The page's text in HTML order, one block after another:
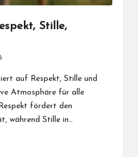
Stille,
auf Respekt, Stille und
Atmosphäre für alle
fördert den
während Stille in…